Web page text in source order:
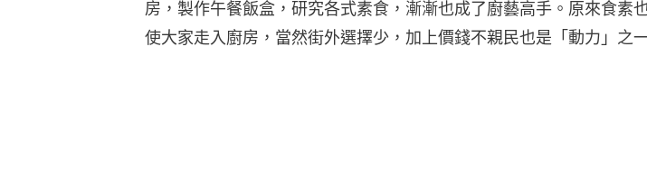
房，製作午餐飯盒，研究各式素食，漸漸也成了廚藝高手。原來食素
使大家走入廚房，當然街外選擇少，加上價錢不親民也是「動力」之